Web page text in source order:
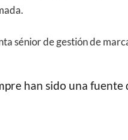
sénior de gestión de
han sido una